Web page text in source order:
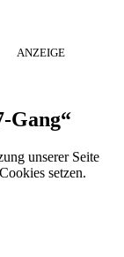
ANZEIGE
Gang“
unserer Seite
setzen.